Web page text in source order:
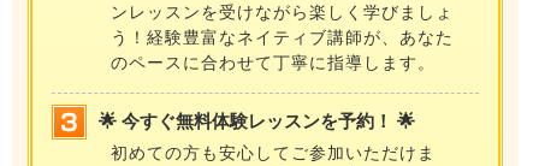
ンレッスンを受けながら楽しく学びましょ
う！経験豊富なネイティブ講師が、あなた
のペースに合わせて丁寧に指導します。
🌟 今すぐ無料体験レッスンを予約！ 🌟
初めての方も安心してご参加いただけま